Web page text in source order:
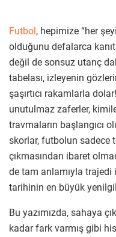
Futbol, hepimize “her
olduğunu defalarca
değil de sonsuz utanç
tabelası, izleyenin
şaşırtıcı rakamlarla
unutulmaz zaferler,
travmaların başlangıcı
skorlar, futbolun sadece
çıkmasından ibaret
de tam anlamıyla
tarihinin en büyük
Bu yazımızda, sahaya
kadar fark varmış gibi